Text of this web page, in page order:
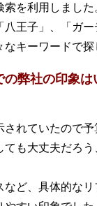
索を利用しまし
八王子」、「ガ
キーワードで探
の弊社の印象
されていたので
ても大丈夫だろ
など、具体的な